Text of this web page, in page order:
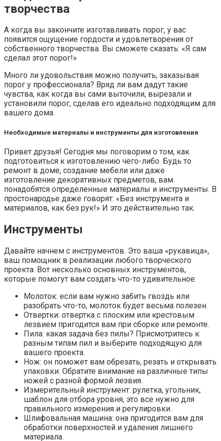
творчества
А когда вы закончите изготавливать порог, у вас
появится ощущение гордости и удовлетворения от
собственного творчества. Вы сможете сказать: «Я сам
сделал этот порог!»
Много ли удовольствия можно получить, заказывая
порог у профессионала? Вряд ли вам дадут такие
чувства, как когда вы сами выточили, вырезали и
установили порог, сделав его идеально подходящим для
вашего дома.
Необходимые материалы и инструменты для изготовления
Привет друзья! Сегодня мы поговорим о том, как
подготовиться к изготовлению чего-либо. Будь то
ремонт в доме, создание мебели или даже
изготовление декоративных предметов, вам
понадобятся определенные материалы и инструменты. В
простонародье даже говорят: «Без инструмента и
материалов, как без рук!» И это действительно так.
Инструменты
Давайте начнем с инструментов. Это ваша «рукавица»,
ваш помощник в реализации любого творческого
проекта. Вот несколько основных инструментов,
которые помогут вам создать что-то удивительное:
Молоток: если вам нужно забить гвоздь или
разобрать что-то, молоток будет весьма полезен.
Отвертки: отвертка с плоским или крестовым
лезвием пригодится вам при сборке или ремонте.
Пила: какая задача без пилы? Присмотритесь к
разным типам пил и выберите подходящую для
вашего проекта.
Нож: он поможет вам обрезать, резать и открывать
упаковки. Обратите внимание на различные типы
ножей с разной формой лезвия.
Измерительный инструмент: рулетка, угольник,
шаблон для отбора уровня, это все нужно для
правильного измерения и регулировки.
Шлифовальная машина: она пригодится вам для
обработки поверхностей и удаления лишнего
материала.